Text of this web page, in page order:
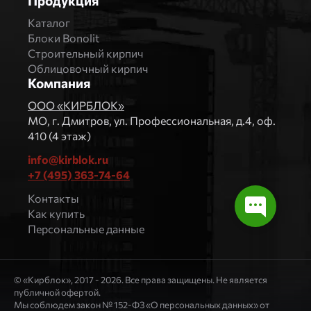
Каталог
Блоки Bonolit
Строительный кирпич
Облицовочный кирпич
Компания
ООО «КИРБЛОК»
МO, г. Дмитров, ул. Профессиональная, д.4, оф.
410 (4 этаж)
info@kirblok.ru
+7 (495) 363-74-64
Контакты
Как купить
Персональные данные
© «Кирблок», 2017 - 2026. Все права защищены. Не является
публичной офертой.
Мы соблюдем закон № 152-ФЗ «О персональных данных» от